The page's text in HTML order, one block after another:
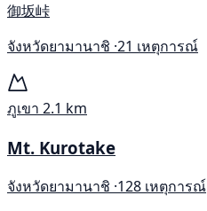
御坂峠
จังหวัดยามานาชิ ·21 เหตุการณ์
ภูเขา 2.1 km
Mt. Kurotake
จังหวัดยามานาชิ ·128 เหตุการณ์